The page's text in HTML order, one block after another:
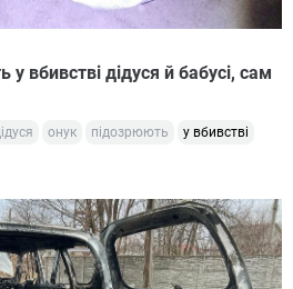
вбивстві дідуся й бабусі, сам
онук підозрюють
у вбивстві